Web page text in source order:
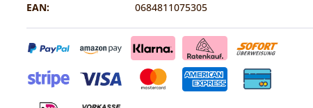
EAN:
0684811075305